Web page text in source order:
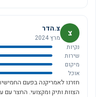
צ צ.הדר
מרץ 2024
נקיות
שירות
מיקום
אוכל
חזרנו לאמריקנה בפעם
הצוות ותיק ומקצועי. החצר